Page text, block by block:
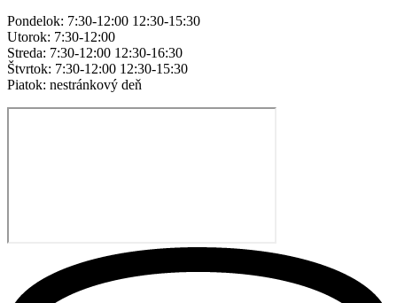
Pondelok: 7:30-12:00 12:30-15:30
Utorok: 7:30-12:00
Streda: 7:30-12:00 12:30-16:30
Štvrtok: 7:30-12:00 12:30-15:30
Piatok: nestránkový deň